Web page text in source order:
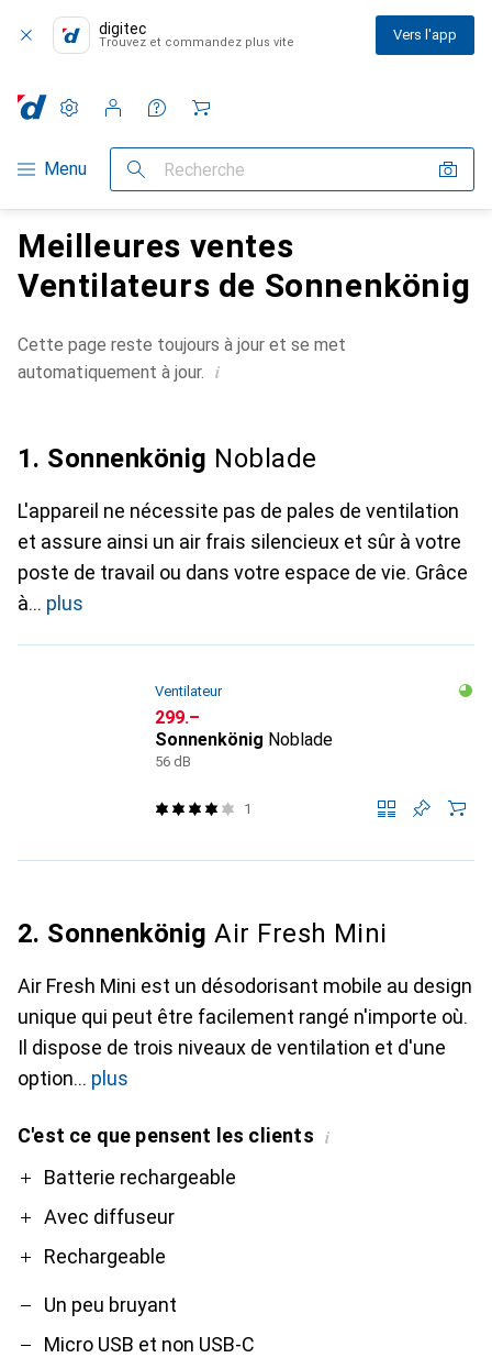
digitec
Trouvez et commandez plus vite Vers l'app
Navigation par catégorie
Menu Recherche
Paramètres
Compte client
Listes de comparaison
Listes d'envies
Panier
Meilleures ventes
Ventilateurs de Sonnenkönig
Cette page reste toujours à jour et se met
automatiquement à jour. i
1. Sonnenkönig Noblade
L'appareil ne nécessite pas de pales de ventilation
et assure ainsi un air frais silencieux et sûr à votre
poste de travail ou dans votre espace de vie. Grâce
à
plus
Ventilateur
CHF
299.–
Sonnenkönig Noblade
56 dB
1
2. Sonnenkönig Air Fresh Mini
Air Fresh Mini est un désodorisant mobile au design
unique qui peut être facilement rangé n'importe où.
Il dispose de trois niveaux de ventilation et d'une
option
plus
C'est ce que pensent les clients i
ProBatterie rechargeable
Avec diffuseur
Rechargeable
Contre
Un peu bruyant
Micro USB et non USB-C